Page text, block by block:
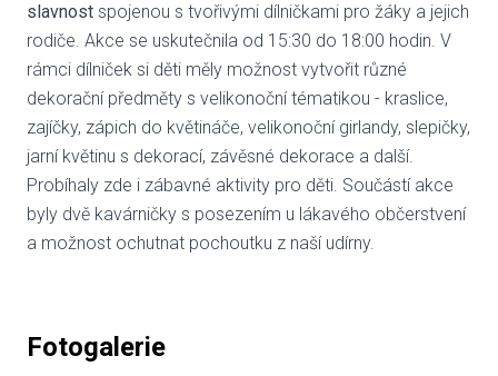
slavnost spojenou s tvořivými dílničkami pro žáky a jejich
rodiče. Akce se uskutečnila od 15:30 do 18:00 hodin. V
rámci dílniček si děti měly možnost vytvořit různé
dekorační předměty s velikonoční tématikou - kraslice,
zajíčky, zápich do květináče, velikonoční girlandy, slepičky,
jarní květinu s dekorací, závěsné dekorace a další.
Probíhaly zde i zábavné aktivity pro děti. Součástí akce
byly dvě kavárničky s posezením u lákavého občerstvení
a možnost ochutnat pochoutku z naší udírny.
Fotogalerie